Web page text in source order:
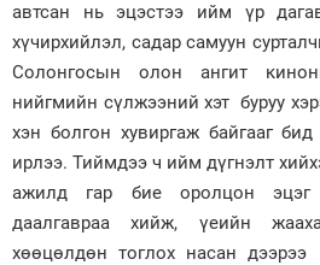
автсан нь эцэстээ ийм үр
хүчирхийлэл, садар самуун
Солонгосын олон ангит
нийгмийн сүлжээний хэт буруу
хэн болгон хувиргаж байгааг
ирлээ. Тиймдээ ч ийм дүгнэлт
ажилд гар бие оролцон эцэг
даалгавраа хийж, үеийн
хөөцөлдөн тоглох насан